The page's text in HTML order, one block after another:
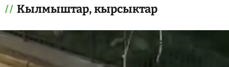
Кылмыштар, кырсыктар